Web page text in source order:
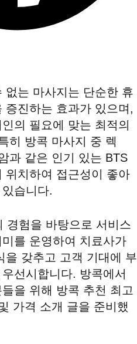
없는 마사지는 단순한 휴
증진하는 효과가 있으며,
의 필요에 맞는 최적의
히 방콕 마사지 중 렉
과 같은 인기 있는 BTS
위치하여 접근성이 좋아
습니다.
경험을 바탕으로 서비스
를 운영하여 치료사가
을 갖추고 고객 기대에 부
선시합니다. 방콕에서
을 위해 방콕 추천 최고
가격 소개 글을 준비했